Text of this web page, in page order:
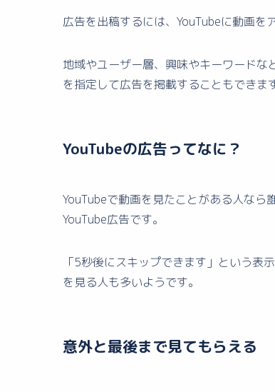
広告を出稿するには、YouTubeに動画を
地域やユーザー層、興味やキーワード
を指定して広告を掲載することもできま
YouTubeの広告ってなに？
YouTubeで動画を見たことがある人な
YouTube広告です。
「5秒後にスキップできます」という表
を見る人も多いようです。
意外と最後まで見てもらえる